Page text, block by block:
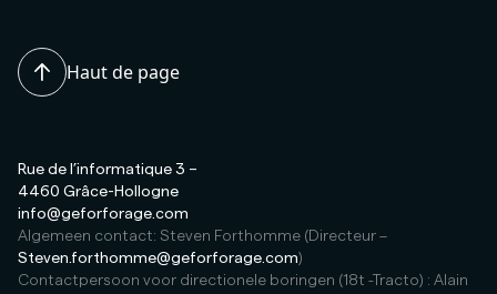
Haut de page
Rue de l’informatique 3 –
4460 Grâce-Hollogne
info@geforforage.com
Algemeen contact: Steven Forthomme (Directeur –
Steven.forthomme@geforforage.com)
Contactpersoon voor directionele boringen (18t -Tracto) : Alain